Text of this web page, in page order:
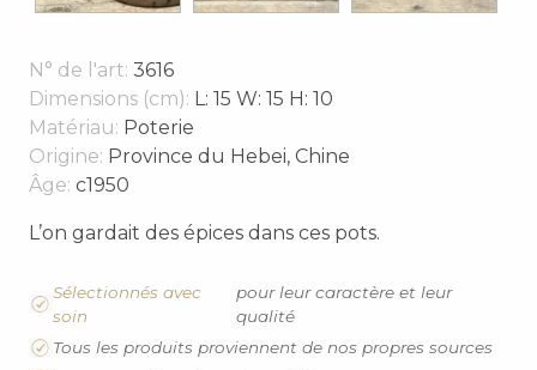
N° de l'art: 3616
Dimensions (cm): L: 15 W: 15 H: 10
Matériau: Poterie
Origine: Province du Hebei, Chine
Âge: c1950
L’on gardait des épices dans ces pots.
Sélectionnés avec
soin
pour leur caractère et leur
qualité
Tous les produits proviennent de nos propres sources